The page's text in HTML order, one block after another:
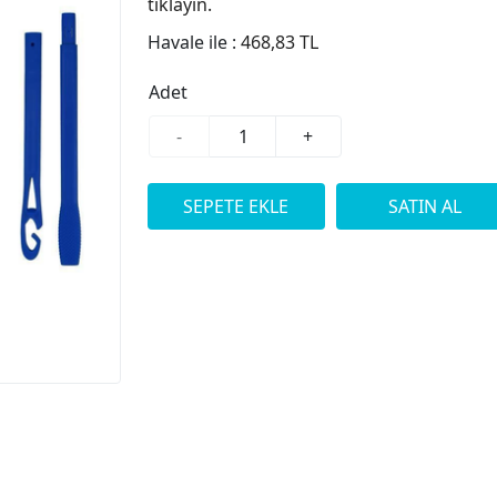
Havale ile : 468,83 TL
Adet
-
+